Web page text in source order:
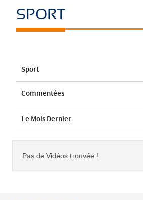
SPORT
Sport
Commentées
Le Mois Dernier
Pas de Vidéos trouvée !